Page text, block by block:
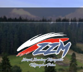
Przejdź
do
treści